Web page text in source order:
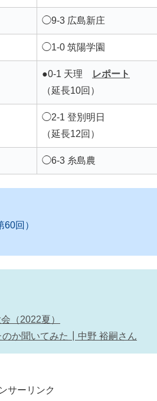
◯9-3 広島新庄
◯1-0 筑陽学園
●0-1 天理
レポート
（延長10回）
◯2-1 登別明日
（延長12回）
◯6-3 糸島農
回）
（2022夏）
か聞いてみた┃中野 裕嗣さん
サーリンク